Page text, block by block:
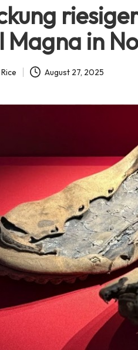
Magna in
August 27, 2025